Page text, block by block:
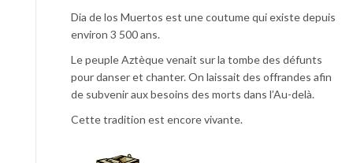
Dia de los Muertos est une coutume qui existe depuis
environ 3 500 ans.
Le peuple Aztèque venait sur la tombe des défunts
pour danser et chanter. On laissait des offrandes afin
de subvenir aux besoins des morts dans l’Au-delà.
Cette tradition est encore vivante.